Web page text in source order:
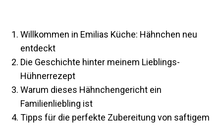
Willkommen in Emilias Küche: Hähnchen neu
entdeckt
Die Geschichte hinter meinem Lieblings-
Hühnerrezept
Warum dieses Hähnchengericht ein
Familienliebling ist
Tipps für die perfekte Zubereitung von saftigem